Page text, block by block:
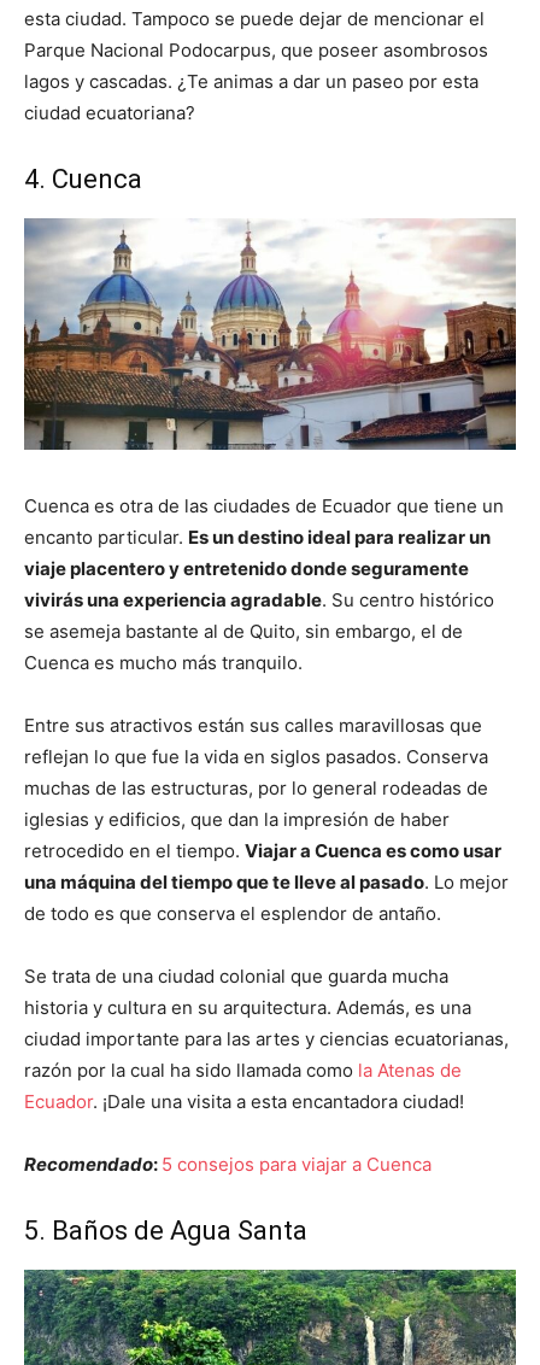
esta ciudad. Tampoco se puede dejar de mencionar el
Parque Nacional Podocarpus, que poseer asombrosos
lagos y cascadas. ¿Te animas a dar un paseo por esta
ciudad ecuatoriana?
4. Cuenca
Cuenca es otra de las ciudades de Ecuador que tiene un
encanto particular. Es un destino ideal para realizar un
viaje placentero y entretenido donde seguramente
vivirás una experiencia agradable. Su centro histórico
se asemeja bastante al de Quito, sin embargo, el de
Cuenca es mucho más tranquilo.
Entre sus atractivos están sus calles maravillosas que
reflejan lo que fue la vida en siglos pasados. Conserva
muchas de las estructuras, por lo general rodeadas de
iglesias y edificios, que dan la impresión de haber
retrocedido en el tiempo. Viajar a Cuenca es como usar
una máquina del tiempo que te lleve al pasado. Lo mejor
de todo es que conserva el esplendor de antaño.
Se trata de una ciudad colonial que guarda mucha
historia y cultura en su arquitectura. Además, es una
ciudad importante para las artes y ciencias ecuatorianas,
razón por la cual ha sido llamada como la Atenas de
Ecuador. ¡Dale una visita a esta encantadora ciudad!
Recomendado: 5 consejos para viajar a Cuenca
5. Baños de Agua Santa